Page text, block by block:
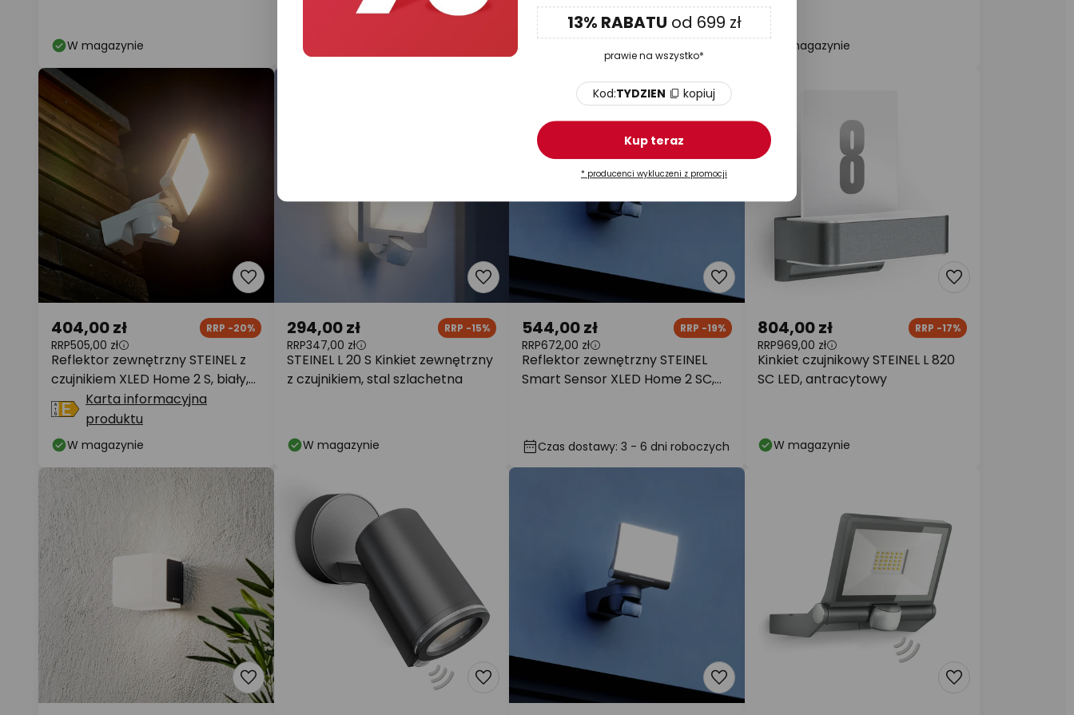
W magazynie W magazynie
produktu
W magazynie
Reflektor zewnętrzny STEINEL z
czujnikiem XLED Home 2 S, biały,
IP44
404,00 zł RRP -20%
RRP505,00 zł
Karta informacyjna
produktu
W magazynie
STEINEL L 20 S Kinkiet zewnętrzny
z czujnikiem, stal szlachetna
294,00 zł RRP -15%
RRP347,00 zł
W magazynie
Reflektor zewnętrzny STEINEL
Smart Sensor XLED Home 2 SC,
544,00 zł RRP -19%
RRP672,00 zł
Czas dostawy: 3 - 6 dni roboczych
Kinkiet czujnikowy STEINEL L 820
SC LED, antracytowy
804,00 zł RRP -17%
RRP969,00 zł
W magazynie
13% RABATU od 699 zł
prawie na wszystko*
Kod:TYDZIEN kopiuj
Kup teraz
* producenci wykluczeni z promocji